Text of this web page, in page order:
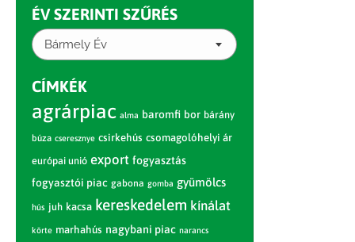
ÉV SZERINTI SZŰRÉS
Bármely Év
CÍMKÉK
agrárpiac alma baromfi bor bárány
búza cseresznye csirkehús csomagolóhelyi ár
európai unió export fogyasztás
fogyasztói piac gabona gomba gyümölcs
hús juh kacsa kereskedelem kínálat
körte marhahús nagybani piac narancs